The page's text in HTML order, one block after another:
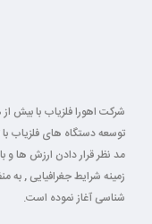
توسعه دستگاه های فلزیاب
مد نظر قرار دادن ارزش ها و
زمینه شرایط جغرافیایی , به
شناسی آغاز نموده است.